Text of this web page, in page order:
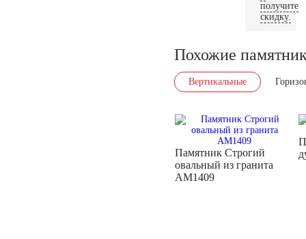
получите
скидку.
Похожие
Вертикальные
Памятник Строгий
овальный из гранита
AM1409